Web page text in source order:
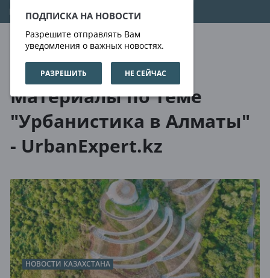
ПОДПИСКА НА НОВОСТИ
Разрешите отправлять Вам
уведомления о важных новостях.
РАЗРЕШИТЬ НЕ СЕЙЧАС
06.08.2026 18:21:39
О нас Метки
Материалы по теме
"Урбанистика в Алматы"
- UrbanExpert.kz
НОВОСТИ КАЗАХСТАНА